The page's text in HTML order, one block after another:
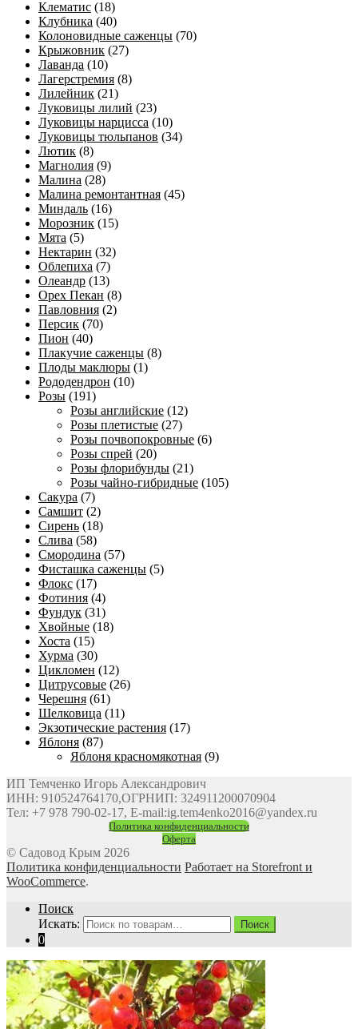
Клематис (18)
Клубника (40)
Колоновидные саженцы (70)
Крыжовник (27)
Лаванда (10)
Лагерстремия (8)
Лилейник (21)
Луковицы лилий (23)
Луковицы нарцисса (10)
Луковицы тюльпанов (34)
Лютик (8)
Магнолия (9)
Малина (28)
Малина ремонтантная (45)
Миндаль (16)
Морозник (15)
Мята (5)
Нектарин (32)
Облепиха (7)
Олеандр (13)
Орех Пекан (8)
Павловния (2)
Персик (70)
Пион (40)
Плакучие саженцы (8)
Плоды маклюры (1)
Рододендрон (10)
Розы (191)
Розы английские (12)
Розы плетистые (27)
Розы почвопокровные (6)
Розы спрей (20)
Розы флорибунды (21)
Розы чайно-гибридные (105)
Сакура (7)
Самшит (2)
Сирень (18)
Слива (58)
Смородина (57)
Фисташка саженцы (5)
Флокс (17)
Фотиния (4)
Фундук (31)
Хвойные (18)
Хоста (15)
Хурма (30)
Цикломен (12)
Цитрусовые (26)
Черешня (61)
Шелковица (11)
Экзотические растения (17)
Яблоня (87)
Яблоня красномякотная (9)
ИП Темченко Игорь Александрович
ИНН: 910524764170,ОГРНИП: 324911200070904
Тел: +7 978 790-02-17, E-mail:ig.tem4enko2016@yandex.ru
Политика конфиденциальности
Оферта
© Садовод Крым 2026
Политика конфиденциальности Работает на Storefront и
WooCommerce.
Поиск
Искать:
Поиск
0